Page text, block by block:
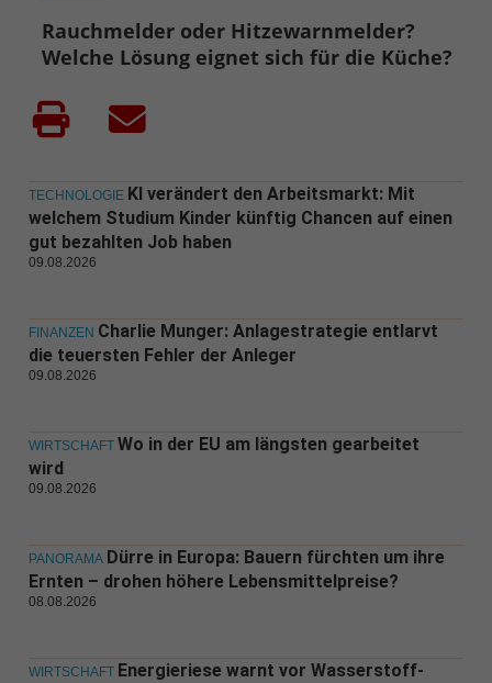
Rauchmelder oder Hitzewarnmelder?
Welche Lösung eignet sich für die Küche?
TECHNOLOGIE KI verändert den Arbeitsmarkt: Mit
welchem Studium Kinder künftig Chancen auf einen
gut bezahlten Job haben
09.08.2026
FINANZEN Charlie Munger: Anlagestrategie entlarvt
die teuersten Fehler der Anleger
09.08.2026
WIRTSCHAFT Wo in der EU am längsten gearbeitet
wird
09.08.2026
PANORAMA Dürre in Europa: Bauern fürchten um ihre
Ernten – drohen höhere Lebensmittelpreise?
08.08.2026
WIRTSCHAFT Energieriese warnt vor Wasserstoff-